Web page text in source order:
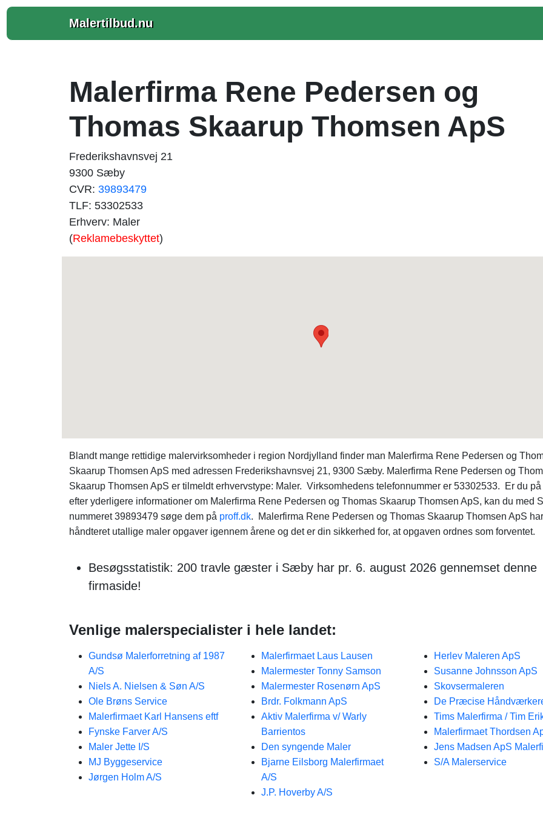
Malertilbud.nu
Malerfirma Rene Pedersen og
Thomas Skaarup Thomsen ApS
Frederikshavnsvej 21
9300 Sæby
CVR: 39893479
TLF: 53302533
Erhverv: Maler
(Reklamebeskyttet)
Blandt mange rettidige malervirksomheder i region Nordjylland finder man Malerfirma Rene Pedersen og
Skaarup Thomsen ApS med adressen Frederikshavnsvej 21, 9300 Sæby. Malerfirma Rene Pedersen og
Skaarup Thomsen ApS er tilmeldt erhvervstype: Maler. Virksomhedens telefonnummer er 53302533. Er du på
efter yderligere informationer om Malerfirma Rene Pedersen og Thomas Skaarup Thomsen ApS, kan du med
nummeret 39893479 søge dem på proff.dk. Malerfirma Rene Pedersen og Thomas Skaarup Thomsen ApS har
håndteret utallige maler opgaver igennem årene og det er din sikkerhed for, at opgaven ordnes som forventet.
Besøgsstatistik: 200 travle gæster i Sæby har pr. 6. august 2026 gennemset denne
firmaside!
Venlige malerspecialister i hele landet:
Gundsø Malerforretning af 1987
A/S
Niels A. Nielsen & Søn A/S
Ole Brøns Service
Malerfirmaet Karl Hansens eftf
Fynske Farver A/S
Maler Jette I/S
MJ Byggeservice
Jørgen Holm A/S
Malerfirmaet Laus Lausen
Malermester Tonny Samson
Malermester Rosenørn ApS
Brdr. Folkmann ApS
Aktiv Malerfirma v/ Warly
Barrientos
Den syngende Maler
Bjarne Eilsborg Malerfirmaet
A/S
J.P. Hoverby A/S
Herlev Maleren ApS
Susanne Johnsson ApS
Skovsermaleren
De Præcise
Tims Malerfirma / Tim
Malerfirmaet Thordsen
Jens Madsen ApS
S/A Malerservice